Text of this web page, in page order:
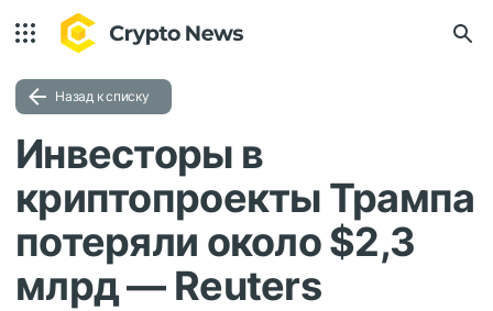
Назад к списку
Инвесторы в
криптопроекты Трампа
потеряли около $2,3
млрд — Reuters